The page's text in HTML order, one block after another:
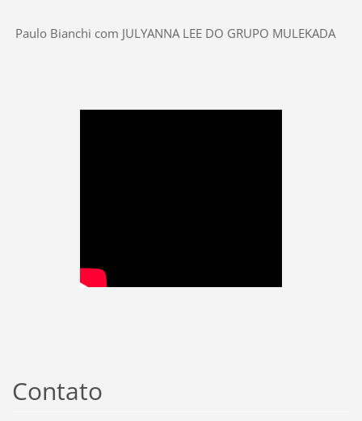
Paulo Bianchi com JULYANNA LEE DO GRUPO MULEKADA
Contato